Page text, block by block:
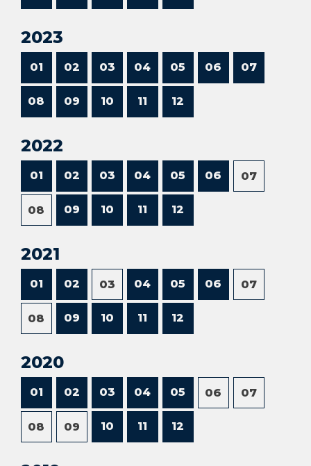
2023
01 02 03 04 05 06 07
08 09 10 11 12
2022
01 02 03 04 05 06 07
08 09 10 11 12
2021
01 02 03 04 05 06 07
08 09 10 11 12
2020
01 02 03 04 05 06 07
08 09 10 11 12